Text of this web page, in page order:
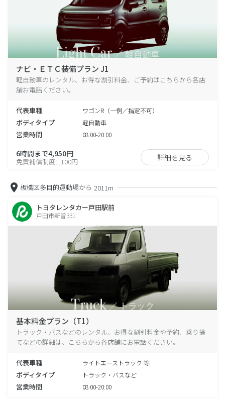
ナビ・ＥＴＣ装備プラン J1
軽自動車のレンタル、お得な割引料金、ご予約はこちらから各店
舗お電話ください。
代表車種 ワゴンR（一例／指定不可）
ボディタイプ 軽自動車
営業時間 08:00-20:00
6時間まで4,950円
免責補償制度1,100円 詳細を見る
板橋区多目的運動場から 2011m
トヨタレンタカー戸田駅前
戸田市新曽331
基本料金プラン（T1）
トラック・バスなどのレンタル、お得な割引料金や予約、乗り捨
てなどの詳細は、こちらから各店舗にお電話ください。
代表車種 ライトエーストラック 等
ボディタイプ トラック・バスなど
営業時間 08:00-20:00